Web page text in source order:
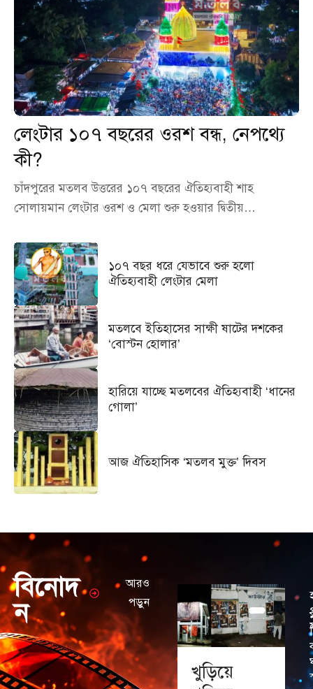
লেংটার ১০৭ বছরের ওরশ বন্ধ, নেপথ্যে
কী?
চাঁদপুরের মতলব উত্তরের ১০৭ বছরের ঐতিহ্যবাহী শাহ
সোলায়মান লেংটার ওরশ ও মেলা শুরু হওয়ার দ্বিতীয়…
১০৭ বছর ধরে যেভাবে শুরু হলো
ঐতিহ্যবাহী লেংটার মেলা
মতলবে ইতিহাসের সাক্ষী ষাটের দশকের
‘বোস্টন হোলার’
হারিয়ে যাচ্ছে মতলবের ঐতিহ্যবাহী ‘ধানের
গোলা’
আজ ঐতিহাসিক ‘মতলব মুক্ত’ দিবস
বিনোদ
ন
আরও
পড়ুন
খুড়িয়ে